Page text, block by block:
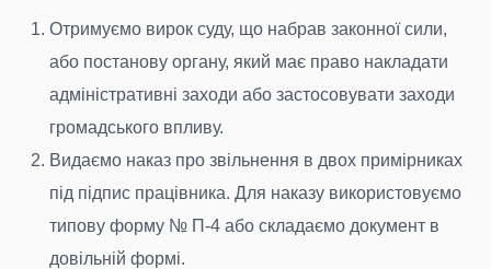
Отримуємо вирок суду, що набрав законної сили,
або постанову органу, який має право накладати
адміністративні заходи або застосовувати заходи
громадського впливу.
Видаємо наказ про звільнення в двох примірниках
під підпис працівника. Для наказу використовуємо
типову форму № П-4 або складаємо документ в
довільній формі.